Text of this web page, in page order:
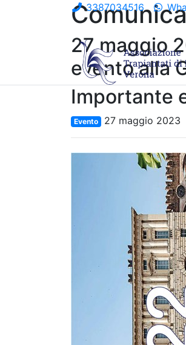
3387034516
27 maggio
evento alla
Importante
Evento 27 maggio 2023